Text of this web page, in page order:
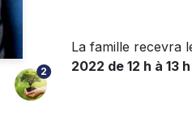
2
La famille recevra
2022 de 12 h à 13